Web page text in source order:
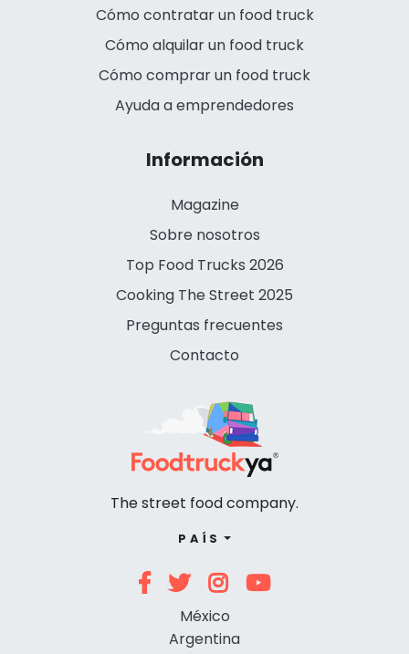
Cómo contratar un food truck
Cómo alquilar un food truck
Cómo comprar un food truck
Ayuda a emprendedores
Información
Magazine
Sobre nosotros
Top Food Trucks 2026
Cooking The Street 2025
Preguntas frecuentes
Contacto
The street food company.
PAÍS
México
Argentina